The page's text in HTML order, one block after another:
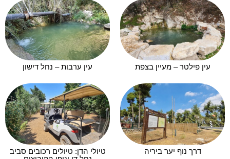
עין פילטר – מעיין בצפת עין ערבות – נחל דישון
דרך נוף יער ביריה
טיולי הדן: טיולים רכובים סביב